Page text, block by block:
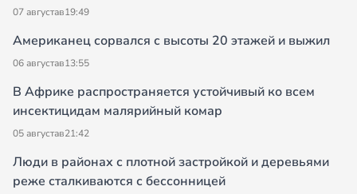
07 августав19:49
Американец сорвался с высоты 20 этажей и выжил
06 августав13:55
В Африке распространяется устойчивый ко всем
инсектицидам малярийный комар
05 августав21:42
Люди в районах с плотной застройкой и деревьями
реже сталкиваются с бессонницей